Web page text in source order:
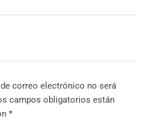
correo electrónico no será
campos obligatorios están
*